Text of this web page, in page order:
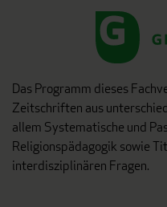
Das Programm dieses
Zeitschriften aus
allem Systematische und
Religionspädagogik sowie
interdisziplinären Fragen.